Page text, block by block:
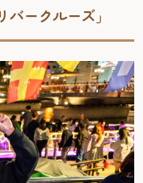
ークルーズ」